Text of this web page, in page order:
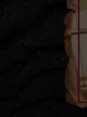
Cennik